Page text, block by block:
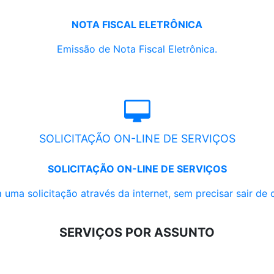
NOTA FISCAL ELETRÔNICA
Emissão de Nota Fiscal Eletrônica.
SOLICITAÇÃO ON-LINE DE SERVIÇOS
SOLICITAÇÃO ON-LINE DE SERVIÇOS
uma solicitação através da internet, sem precisar sair de
SERVIÇOS POR ASSUNTO